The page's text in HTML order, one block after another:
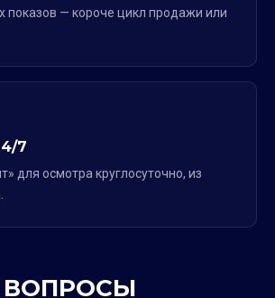
показов — короче цикл продажи или
7
для осмотра круглосуточно, из
ВОПРОСЫ